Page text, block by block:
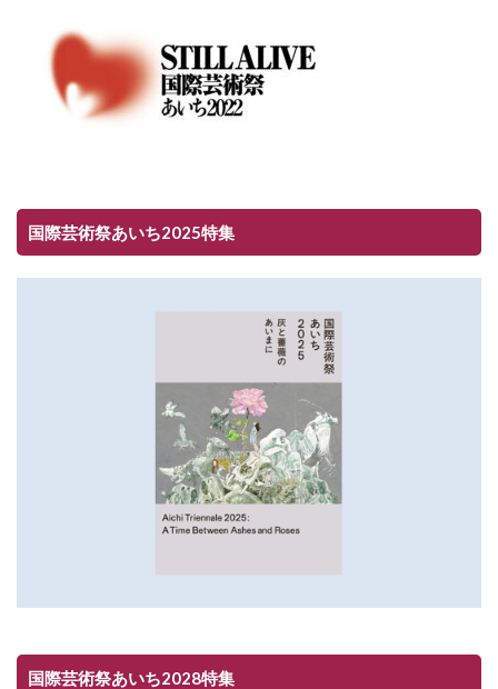
国際芸術祭あいち2025特集
国際芸術祭あいち2028特集